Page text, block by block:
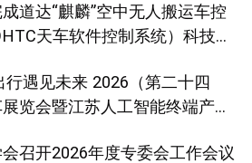
道达“麒麟”空中无人搬运车控
天车软件控制系统）科技成
行遇见未来 2026（第二十四
览会暨江苏人工智能终端产品
宁召开
召开2026年度专委会工作会议